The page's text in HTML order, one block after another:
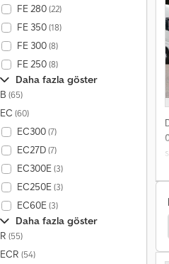
FE 280(22)
FE 350(18)
FE 300(8)
FE 250(8)
Daha fazla göster
B (65)
EC (60)
EC300(7)
EC27D(7)
EC300E(3)
EC250E(3)
EC60E(3)
Daha fazla göster
R (55)
ECR (54)
Palfinger Schubmaststapler